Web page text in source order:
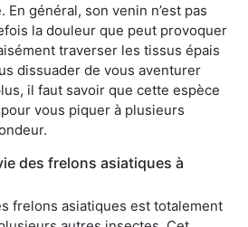
général, son venin n’est pas
la douleur que peut provoquer
traverser les tissus épais
dissuader de vous aventurer
il faut savoir que cette espèce
vous piquer à plusieurs
des frelons asiatiques à
frelons asiatiques est totalement